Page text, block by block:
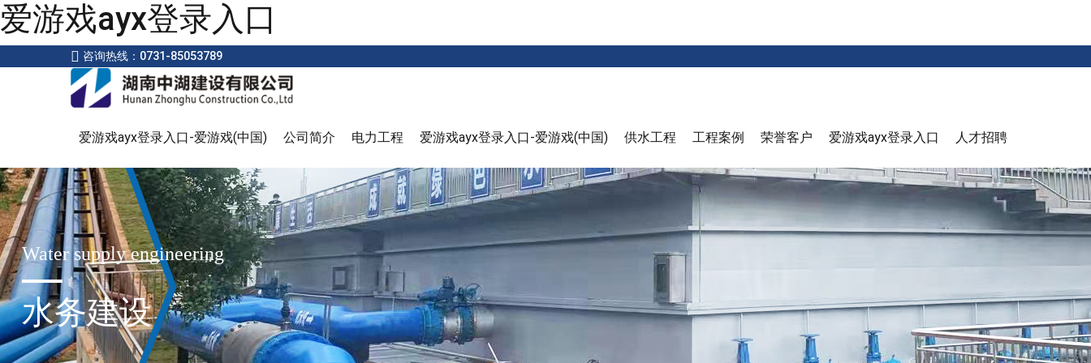
爱游戏ayx登录入口
咨询热线：0731-85053789
爱游戏ayx登录入口-爱游戏(中国) 公司简介 电力工程 爱游戏ayx登录入口-爱游戏(中国) 供水工程 工程案例 荣誉客户 爱游戏ayx登录入口 人才招聘
Water supply engineering
水务建设